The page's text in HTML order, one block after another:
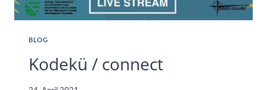
BLOG
Kodekü / connect